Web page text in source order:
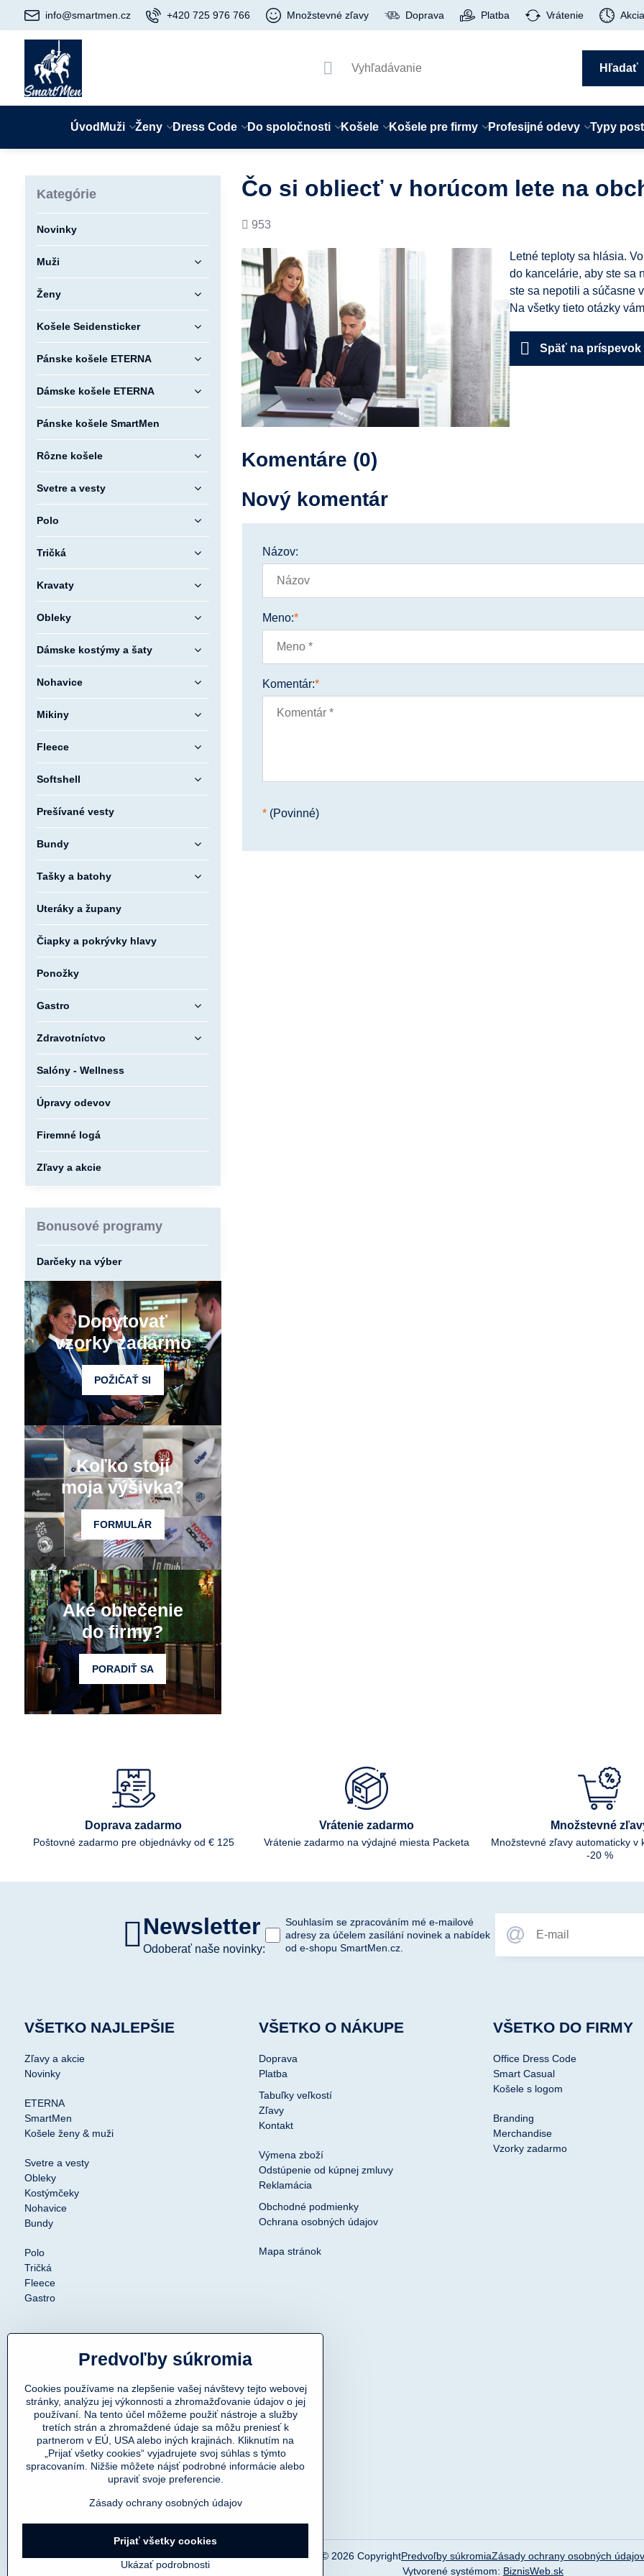
info@smartmen.cz +420 725 976 766 Množstevné zľavy Doprava Platba Vrátenie Akcia
Hľadať
Úvod Muži Ženy Dress Code Do spoločnosti Košele Košele pre firmy Profesijné odevy Typy
Čo si obliecť v horúcom lete na
Počet
953
Letné teploty sa hlásia.
do kancelárie, aby ste sa
ste sa nepotili a súčasne
Na všetky tieto otázky
Späť na príspevok
Komentáre (0)
Nový komentár
Názov:
Meno:*
Komentár:*
* (Povinné)
Kategórie
Novinky
Muži
Ženy
Košele Seidensticker
Pánske košele ETERNA
Dámske košele ETERNA
Pánske košele SmartMen
Rôzne košele
Svetre a vesty
Polo
Tričká
Kravaty
Obleky
Dámske kostýmy a šaty
Nohavice
Mikiny
Fleece
Softshell
Prešívané vesty
Bundy
Tašky a batohy
Uteráky a župany
Čiapky a pokrývky hlavy
Ponožky
Gastro
Zdravotníctvo
Salóny - Wellness
Úpravy odevov
Firemné logá
Zľavy a akcie
Bonusové programy
Darčeky na výber
Dopytovať
vzorky zadarmo
POŽIČAŤ SI
Koľko stojí
moja výšivka?
FORMULÁR
Aké oblečenie
do firmy?
PORADIŤ SA
Doprava zadarmo
Poštovné zadarmo pre objednávky od € 125
Vrátenie zadarmo
Vrátenie zadarmo na výdajné miesta Packeta
Množstevné
Množstevné zľavy automaticky v
-20 %
Newsletter
Odoberať naše novinky:
Souhlasím se zpracováním mé e-mailové
adresy za účelem zasílání novinek a nabídek
od e-shopu SmartMen.cz.
VŠETKO NAJLEPŠIE
Zľavy a akcie
Novinky
ETERNA
SmartMen
Košele ženy & muži
Svetre a vesty
Obleky
Kostýmčeky
Nohavice
Bundy
Polo
Tričká
Fleece
Gastro
VŠETKO O NÁKUPE
Doprava
Platba
Tabuľky veľkostí
Zľavy
Kontakt
Výmena zboží
Odstúpenie od kúpnej zmluvy
Reklamácia
Obchodné podmienky
Ochrana osobných údajov
Mapa stránok
VŠETKO DO FIRMY
Office Dress Code
Smart Casual
Košele s logom
Branding
Merchandise
Vzorky zadarmo
© 2026 CopyrightPredvoľby súkromiaZásady ochrany osobných údajov
Vytvorené systémom: BiznisWeb.sk
Predvoľby súkromia
Cookies používame na zlepšenie vašej návštevy tejto webovej
stránky, analýzu jej výkonnosti a zhromažďovanie údajov o jej
používaní. Na tento účel môžeme použiť nástroje a služby
tretích strán a zhromaždené údaje sa môžu preniesť k
partnerom v EÚ, USA alebo iných krajinách. Kliknutím na
„Prijať všetky cookies“ vyjadrujete svoj súhlas s týmto
spracovaním. Nižšie môžete nájsť podrobné informácie alebo
upraviť svoje preferencie.
Zásady ochrany osobných údajov
Ukázať podrobnosti
Prijať všetky cookies